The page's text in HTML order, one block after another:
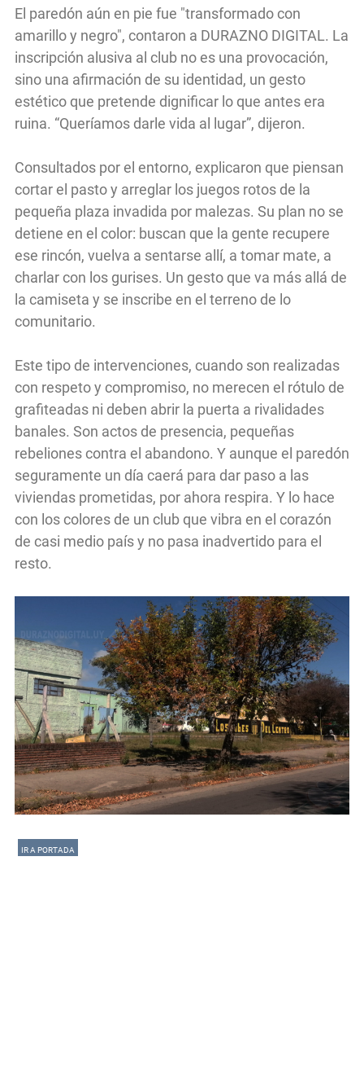
El paredón aún en pie fue "transformado con
amarillo y negro", contaron a DURAZNO DIGITAL. La
inscripción alusiva al club no es una provocación,
sino una afirmación de su identidad, un gesto
estético que pretende dignificar lo que antes era
ruina. “Queríamos darle vida al lugar”, dijeron.
Consultados por el entorno, explicaron que piensan
cortar el pasto y arreglar los juegos rotos de la
pequeña plaza invadida por malezas. Su plan no se
detiene en el color: buscan que la gente recupere
ese rincón, vuelva a sentarse allí, a tomar mate, a
charlar con los gurises. Un gesto que va más allá de
la camiseta y se inscribe en el terreno de lo
comunitario.
Este tipo de intervenciones, cuando son realizadas
con respeto y compromiso, no merecen el rótulo de
grafiteadas ni deben abrir la puerta a rivalidades
banales. Son actos de presencia, pequeñas
rebeliones contra el abandono. Y aunque el paredón
seguramente un día caerá para dar paso a las
viviendas prometidas, por ahora respira. Y lo hace
con los colores de un club que vibra en el corazón
de casi medio país y no pasa inadvertido para el
resto.
IR A PORTADA